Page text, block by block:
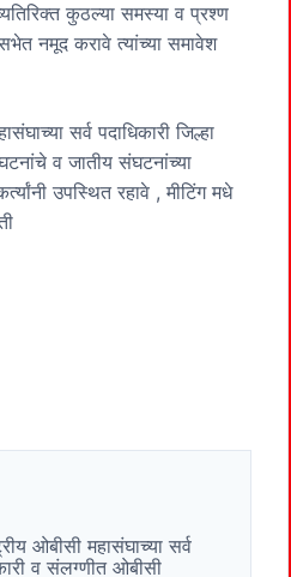
ओबीसी महासंघाच्या सर्व
व संलग्णीत ओबीसी
कुठल्या समस्या व प्रश्ण
नमूद करावे त्यांच्या समावेश
सर्व पदाधिकारी जिल्हा
व जातीय संघटनांच्या
उपस्थित रहावे , मीटिंग मधे